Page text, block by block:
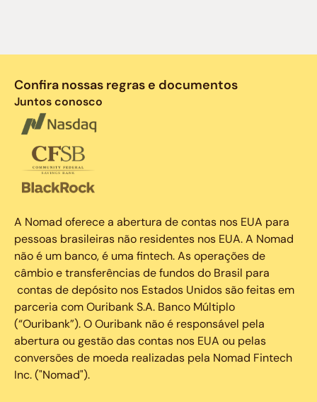
Confira nossas regras e documentos
Juntos conosco
A Nomad oferece a abertura de contas nos EUA para
pessoas brasileiras não residentes nos EUA. A Nomad
não é um banco, é uma fintech. As operações de
câmbio e transferências de fundos do Brasil para
contas de depósito nos Estados Unidos são feitas em
parceria com Ouribank S.A. Banco Múltiplo
(“Ouribank”). O Ouribank não é responsável pela
abertura ou gestão das contas nos EUA ou pelas
conversões de moeda realizadas pela Nomad Fintech
Inc. ("Nomad").